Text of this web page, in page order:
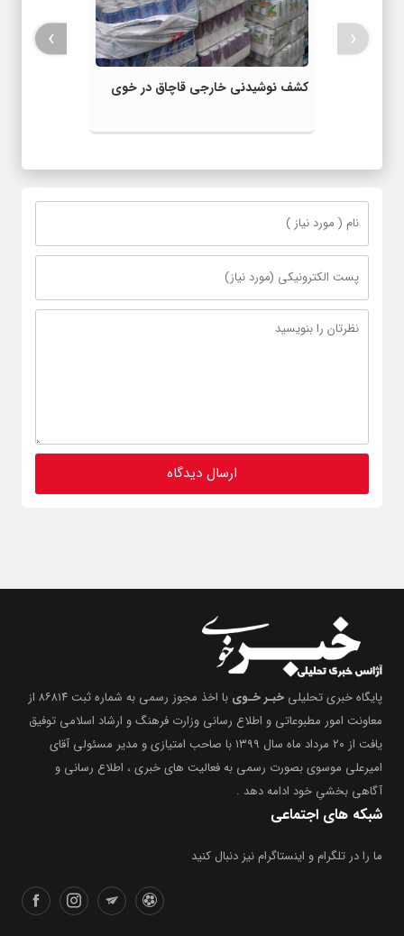
کشف نوشیدنی خارجی قاچاق در خوی
‹
›
پایگاه خبری تحلیلی خبـر خـوی
با اخذ مجوز رسمی به شماره ثبت ۸۶۸۱۴ از
معاونت امور مطبوعاتی و اطلاع رسانی وزارت فرهنگ و ارشاد اسلامی توفیق
یافت از ۲۰ مرداد ماه سال ۱۳۹۹ با صاحب امتیازی و مدیر مسئولی آقای
امیرعلی موسوی بصورت رسمی به فعالیت های خبری ، اطلاع رسانی و
آگاهی بخشیِ خود ادامه دهد .
شبکه های اجتماعی
ما را در تلگرام و اینستاگرام نیز دنبال کنید